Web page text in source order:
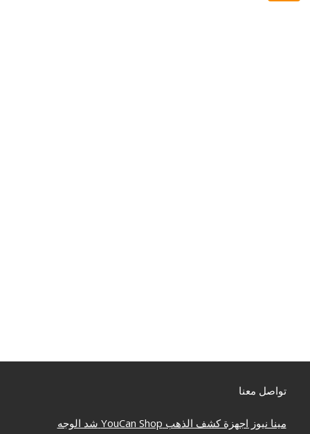
تواصل معنا
مينا نيوز اجهزة كشف الذهب YouCan Shop شد الوجه